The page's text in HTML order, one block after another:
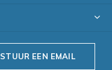
STUUR EEN EMAIL